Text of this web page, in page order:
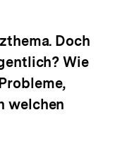
Doch
Wie
welchen